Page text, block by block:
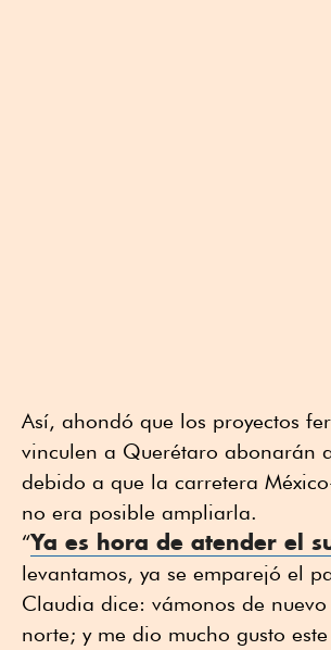
Así, ahondó que los proyectos
vinculen a Querétaro abonarán
debido a que la carretera
no era posible ampliarla.
“Ya es hora de atender el
levantamos, ya se emparejó el
Claudia dice: vámonos de
norte; y me dio mucho gusto